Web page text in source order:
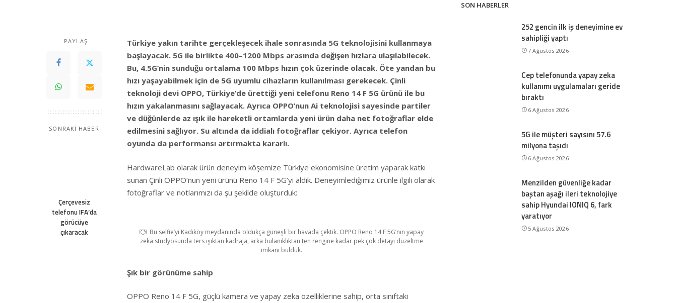
PAYLAŞ
SONRAKİ HABER
Çerçevesiz
telefonu IFA’da
görücüye
çıkaracak
Türkiye yakın tarihte gerçekleşecek ihale sonrasında 5G teknolojisini kullanmaya
başlayacak. 5G ile birlikte 400–1200 Mbps arasında değişen hızlara ulaşılabilecek.
Bu, 4.5G’nin sunduğu ortalama 100 Mbps hızın çok üzerinde olacak. Öte yandan bu
hızı yaşayabilmek için de 5G uyumlu cihazların kullanılması gerekecek. Çinli
teknoloji devi OPPO, Türkiye’de ürettiği yeni telefonu Reno 14 F 5G ürünü ile bu
hızın yakalanmasını sağlayacak. Ayrıca OPPO’nun Ai teknolojisi sayesinde partiler
ve düğünlerde az ışık ile hareketli ortamlarda yeni ürün daha net fotoğraflar elde
edilmesini sağlıyor. Su altında da iddialı fotoğraflar çekiyor. Ayrıca telefon
oyunda da performansı artırmakta kararlı.
HardwareLab olarak ürün deneyim köşemize Türkiye ekonomisine üretim yaparak katkı
sunan Çinli OPPO’nun yeni ürünü Reno 14 F 5G’yi aldık. Deneyimlediğimiz ürünle ilgili olarak
fotoğraflar ve notlarımızı da şu şekilde oluşturduk:
Bu selfie’yi Kadıköy meydanında oldukça güneşli bir havada çektik. OPPO Reno 14 F 5G’nin yapay
zeka stüdyosunda ters ışıktan kadraja, arka bulanıklıktan ten rengine kadar pek çok detayı düzeltme
imkanı bulduk.
Şık bir görünüme sahip
OPPO Reno 14 F 5G, güçlü kamera ve yapay zeka özelliklerine sahip, orta sınıftaki
SON HABERLER
252 gencin ilk iş deneyimine ev
sahipliği yaptı
7 Ağustos 2026
Cep telefonunda yapay zeka
kullanımı uygulamaları geride
bıraktı
6 Ağustos 2026
5G ile müşteri sayısını 57.6
milyona taşıdı
6 Ağustos 2026
Menzilden güvenliğe kadar
baştan aşağı ileri teknolojiye
sahip Hyundai IONIQ 6, fark
yaratıyor
5 Ağustos 2026